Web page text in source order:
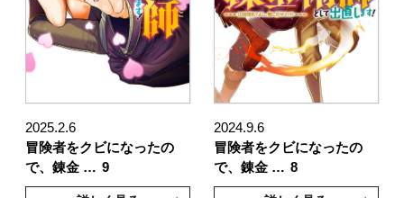
2025.2.6
冒険者をクビになったの
で、錬金 … 9
2024.9.6
冒険者をクビになったの
で、錬金 … 8